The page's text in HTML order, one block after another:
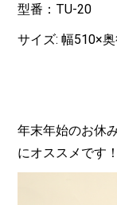
型番：TU-20
サイズ: 幅510×
年末年始のお休
にオススメです！